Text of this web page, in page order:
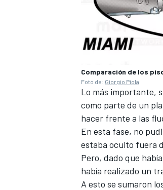
Comparación de los
Foto de: Giorgio Piola
Lo más importante,
como parte de un
hacer frente a las
En esta fase, no
estaba oculto fuera
Pero, dado que
había realizado un
A esto se sumaron